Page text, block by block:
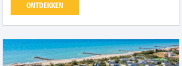
ONTDEKKEN